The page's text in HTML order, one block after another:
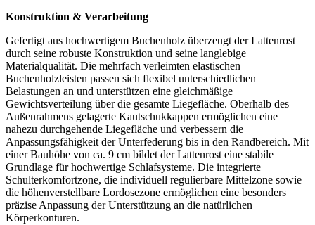
Konstruktion & Verarbeitung
Gefertigt aus hochwertigem Buchenholz überzeugt der Lattenrost
durch seine robuste Konstruktion und seine langlebige
Materialqualität. Die mehrfach verleimten elastischen
Buchenholzleisten passen sich flexibel unterschiedlichen
Belastungen an und unterstützen eine gleichmäßige
Gewichtsverteilung über die gesamte Liegefläche. Oberhalb des
Außenrahmens gelagerte Kautschukkappen ermöglichen eine
nahezu durchgehende Liegefläche und verbessern die
Anpassungsfähigkeit der Unterfederung bis in den Randbereich. Mit
einer Bauhöhe von ca. 9 cm bildet der Lattenrost eine stabile
Grundlage für hochwertige Schlafsysteme. Die integrierte
Schulterkomfortzone, die individuell regulierbare Mittelzone sowie
die höhenverstellbare Lordosezone ermöglichen eine besonders
präzise Anpassung der Unterstützung an die natürlichen
Körperkonturen.